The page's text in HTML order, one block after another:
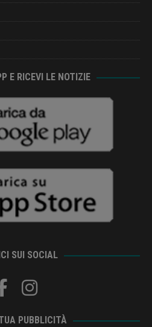
E RICEVI LE NOTIZIE
SUI SOCIAL
PUBBLICITÀ